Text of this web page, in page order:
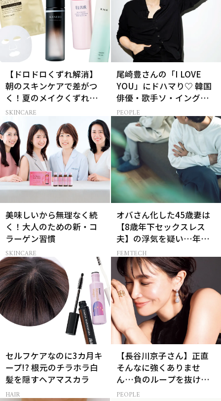
【ドロドロくずれ解消】
朝のスキンケアで差がつ
く！夏のメイクくずれ防
止術
SKINCARE
尾崎豊さんの「I LOVE
YOU」にドハマり♡ 韓国
俳優・歌手ソ・イングク
さんの音楽がすべての人
生って？
PEOPLE
美味しいから無理なく続
く！大人のための新・コ
ラーゲン習慣
SKINCARE
オバさん化した45歳妻は
【8歳年下セックスレス
夫】の浮気を疑い…年の
差婚の悲しい末路
FEMTECH
セルフケアなのに3カ月キ
ープ!? 根元のチラホラ白
髪を隠すヘアマスカラ
HAIR
【長谷川京子さん】正直
そんなに強くありませ
ん…負のループを抜ける
15分の習慣とは?
PEOPLE